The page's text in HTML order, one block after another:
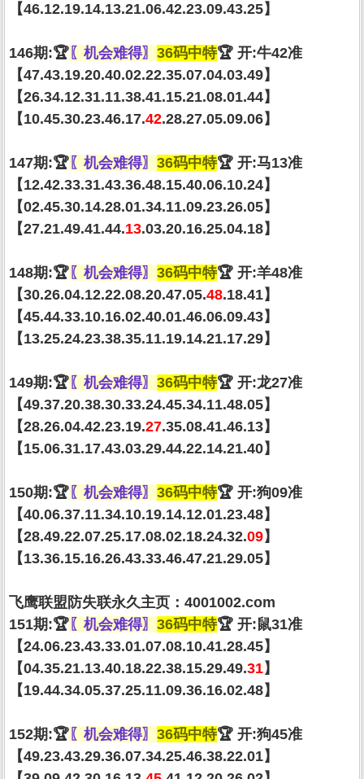
【46.12.19.14.13.21.06.42.23.09.43.25】
146期:🏆〖机会难得〗 36码中特🏆 开:牛42准
【47.43.19.20.40.02.22.35.07.04.03.49】
【26.34.12.31.11.38.41.15.21.08.01.44】
【10.45.30.23.46.17.42.28.27.05.09.06】
147期:🏆〖机会难得〗 36码中特🏆 开:马13准
【12.42.33.31.43.36.48.15.40.06.10.24】
【02.45.30.14.28.01.34.11.09.23.26.05】
【27.21.49.41.44.13.03.20.16.25.04.18】
148期:🏆〖机会难得〗 36码中特🏆 开:羊48准
【30.26.04.12.22.08.20.47.05.48.18.41】
【45.44.33.10.16.02.40.01.46.06.09.43】
【13.25.24.23.38.35.11.19.14.21.17.29】
149期:🏆〖机会难得〗 36码中特🏆 开:龙27准
【49.37.20.38.30.33.24.45.34.11.48.05】
【28.26.04.42.23.19.27.35.08.41.46.13】
【15.06.31.17.43.03.29.44.22.14.21.40】
150期:🏆〖机会难得〗 36码中特🏆 开:狗09准
【40.06.37.11.34.10.19.14.12.01.23.48】
【28.49.22.07.25.17.08.02.18.24.32.09】
【13.36.15.16.26.43.33.46.47.21.29.05】
飞鹰联盟防失联永久主页：4001002.com
151期:🏆〖机会难得〗 36码中特🏆 开:鼠31准
【24.06.23.43.33.01.07.08.10.41.28.45】
【04.35.21.13.40.18.22.38.15.29.49.31】
【19.44.34.05.37.25.11.09.36.16.02.48】
152期:🏆〖机会难得〗 36码中特🏆 开:狗45准
【49.23.43.29.36.07.34.25.46.38.22.01】